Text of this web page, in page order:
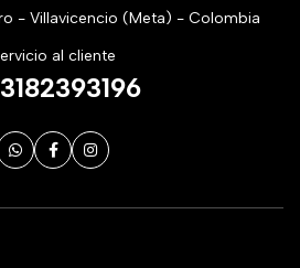
- Villavicencio (Meta) - Colombia
al cliente
3182393196